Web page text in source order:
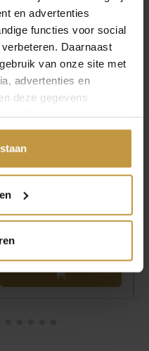
en advertenties
functies voor social
Daarnaast
van onze site met
advertenties en
deze gegevens
die je met hen hebt
via jouw gebruik van
ANIA HAIE B073-06G
MINT GREEN STATION
ARMBAND VERGULD
Direct leverbaar, 1